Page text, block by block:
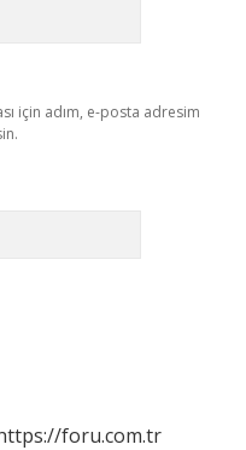
için adım, e-posta adresim
foru.com.tr